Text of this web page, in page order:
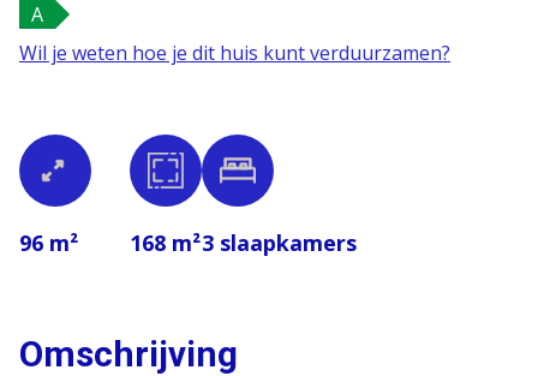
A
Wil je weten hoe je dit huis kunt verduurzamen?
96 m² 168 m²3 slaapkamers
Omschrijving